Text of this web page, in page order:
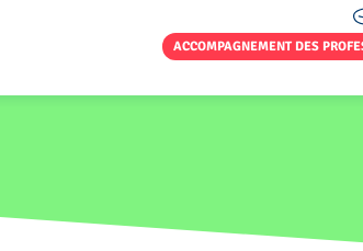
ACCOMPAGNEMENT DES